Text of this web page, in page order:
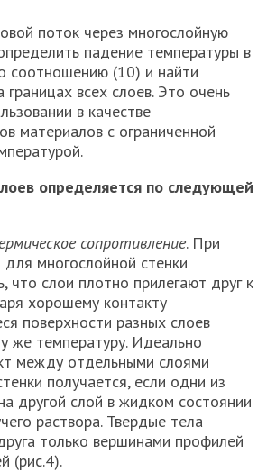
поток через мно­гослойную
па­дение температуры в
соотношению (10) и найти
границах всех слоев. Это очень
в качестве
материалов с ограничен­ной
определяется по следующей
сопротивле­ние. При
многослойной стенки
что слои плотно прилегают друг к
хорошему контакту
поверхности разных слоев
же температуру. Идеально
между отдельными слоями
получается, если одни из
другой слой в жидком состоянии
раствора. Твердые тела
только вершинами профилей
(рис.4).